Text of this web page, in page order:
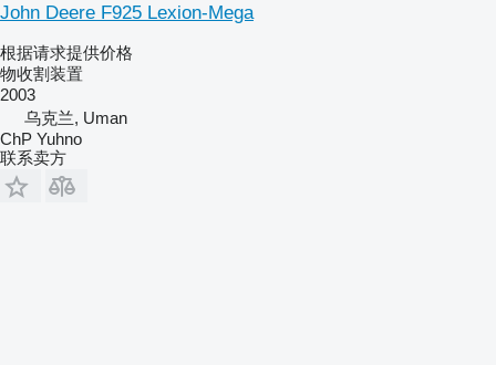
John Deere F925 Lexion-Mega
根据请求提供价格
物收割装置
2003
乌克兰, Uman
ChP Yuhno
联系卖方